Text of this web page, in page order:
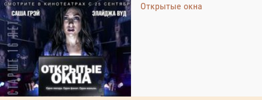
Открытые окна